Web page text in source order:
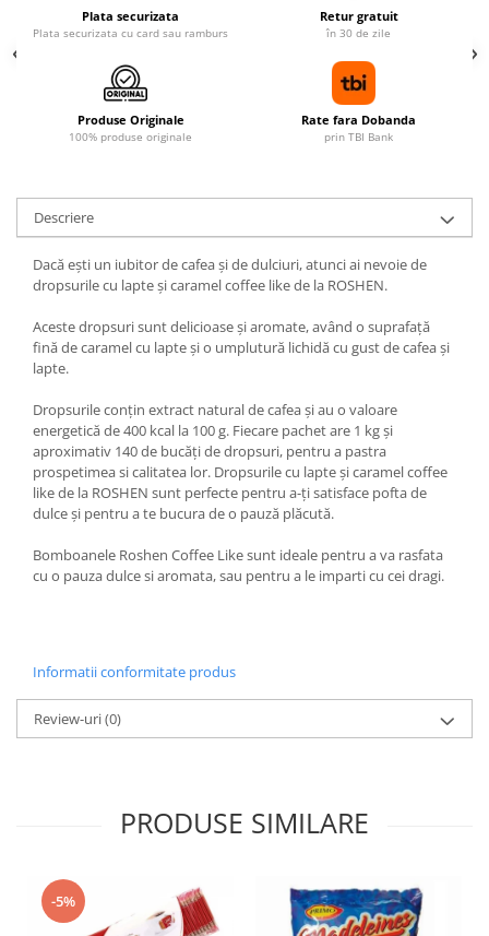
Plata securizata
Plata securizata cu card sau ramburs
Retur gratuit
în 30 de zile
Produse Originale
100% produse originale
Rate fara Dobanda
prin TBI Bank
Descriere
Dacă ești un iubitor de cafea și de dulciuri, atunci ai nevoie de
dropsurile cu lapte și caramel coffee like de la ROSHEN.
Aceste dropsuri sunt delicioase și aromate, având o suprafață
fină de caramel cu lapte și o umplutură lichidă cu gust de cafea și
lapte.
Dropsurile conțin extract natural de cafea și au o valoare
energetică de 400 kcal la 100 g. Fiecare pachet are 1 kg și
aproximativ 140 de bucăți de dropsuri, pentru a pastra
prospetimea si calitatea lor. Dropsurile cu lapte și caramel coffee
like de la ROSHEN sunt perfecte pentru a-ți satisface pofta de
dulce și pentru a te bucura de o pauză plăcută.
Bomboanele Roshen Coffee Like sunt ideale pentru a va rasfata
cu o pauza dulce si aromata, sau pentru a le imparti cu cei dragi.
Informatii conformitate produs
Review-uri(0)
PRODUSE SIMILARE
-5%